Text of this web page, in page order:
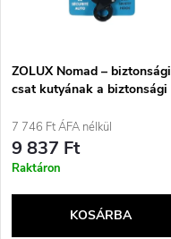
e
k
r
é
k
e
k
ZOLUX Nomad – biztonsági
csat kutyának a biztonsági
7 746 Ft ÁFA nélkül
9 837 Ft
Raktáron
KOSÁRBA